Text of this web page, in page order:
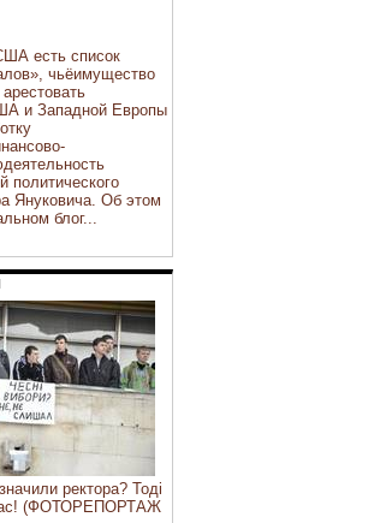
есть список
чьёимущество
и Западной Европы
политического
Януковича. Об этом
блог...
ректора? Тоді
(ФОТОРЕПОРТАЖ